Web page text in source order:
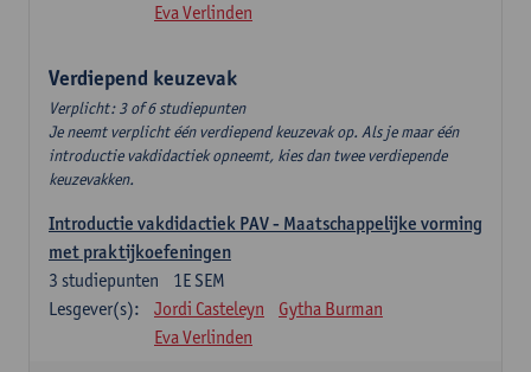
Eva Verlinden
Verdiepend keuzevak
Verplicht: 3 of 6 studiepunten
Je neemt verplicht één verdiepend keuzevak op. Als je maar één
introductie vakdidactiek opneemt, kies dan twee verdiepende
keuzevakken.
Introductie vakdidactiek PAV - Maatschappelijke vorming
met praktijkoefeningen
1E SEM
3 studiepunten
Lesgever(s):
Jordi Casteleyn
Gytha Burman
Eva Verlinden